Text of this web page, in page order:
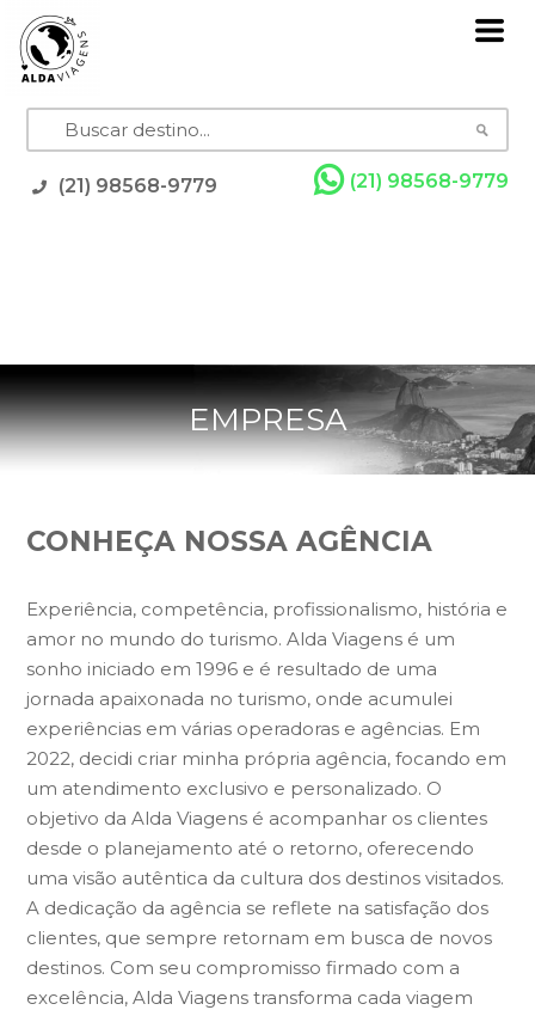
(21) 98568-9779 (21) 98568-9779
EMPRESA
CONHEÇA NOSSA AGÊNCIA
Experiência, competência, profissionalismo, história e
amor no mundo do turismo. Alda Viagens é um
sonho iniciado em 1996 e é resultado de uma
jornada apaixonada no turismo, onde acumulei
experiências em várias operadoras e agências. Em
2022, decidi criar minha própria agência, focando em
um atendimento exclusivo e personalizado. O
objetivo da Alda Viagens é acompanhar os clientes
desde o planejamento até o retorno, oferecendo
uma visão autêntica da cultura dos destinos visitados.
A dedicação da agência se reflete na satisfação dos
clientes, que sempre retornam em busca de novos
destinos. Com seu compromisso firmado com a
excelência, Alda Viagens transforma cada viagem